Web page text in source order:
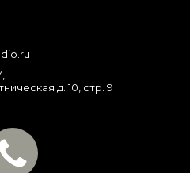
д. 10, стр. 9